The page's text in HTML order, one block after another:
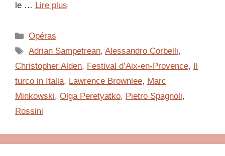
le … Lire plus
Catégories
Opéras
Étiquettes
Adrian Sampetrean,Alessandro Corbelli,
Christopher Alden, Festival d’Aix-en-Provence,
turco in Italia, Lawrence Brownlee, Marc
Minkowski, Olga Peretyatko, Pietro Spagnoli,
Rossini